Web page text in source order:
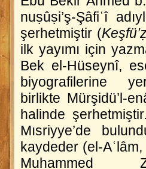
nuṣûṣi’ş-Şâfiʿî
şerhetmiştir (
ilk yayımı için
Bek el-Hüseynî,
biyografilerine
birlikte Mürşidü’l-
halinde
Mısriyye’de
kaydeder (el-Aʿlâm